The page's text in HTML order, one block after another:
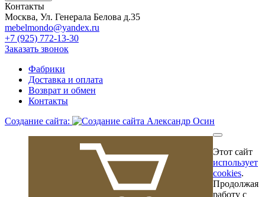
Контакты
Москва, Ул. Генерала Белова д.35
mebelmondo@yandex.ru
+7 (925) 772-13-30
Заказать звонок
Фабрики
Доставка и оплата
Возврат и обмен
Контакты
Создание сайта:
Этот сайт
использует
cookies.
Продолжая
работу с